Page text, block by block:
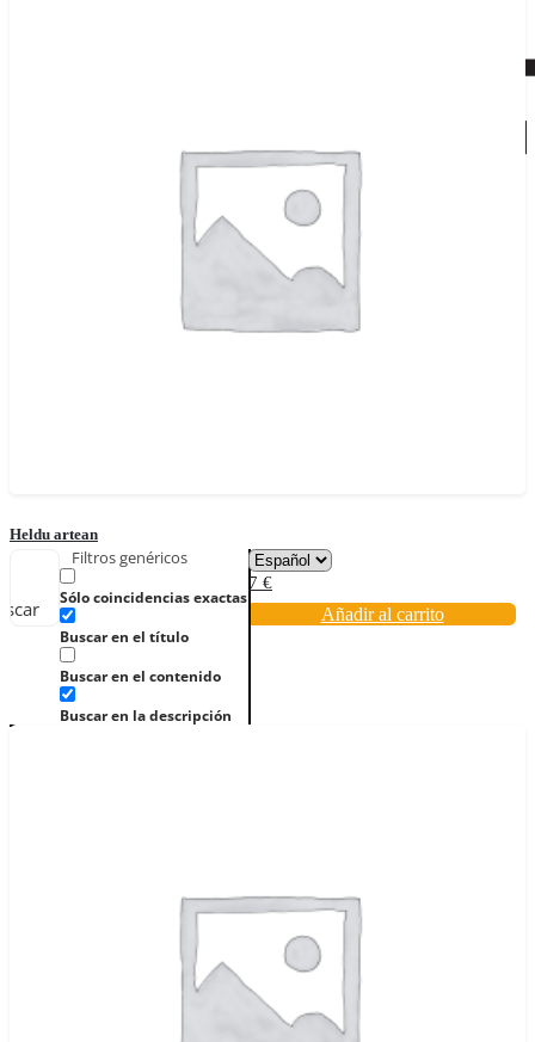
Filtros genéricos
Sólo coincidencias exactas
Buscar en el título
Buscar en el contenido
Buscar en la descripción
Heldu artean
7 €
Añadir al carrito